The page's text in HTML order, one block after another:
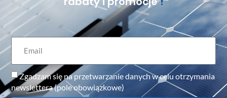
Zgadzam się na przetwarzanie danych w celu otrzymania
newslettera (pole obowiązkowe)